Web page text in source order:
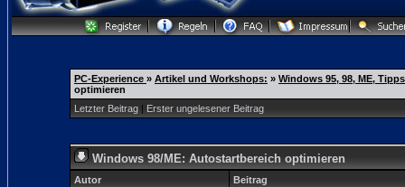
PC-Experience » Artikel und Workshops: » Windows 95, 98, ME,
optimieren
Letzter Beitrag
Erster ungelesener Beitrag
Windows 98/ME: Autostartbereich optimieren
Autor Beitrag